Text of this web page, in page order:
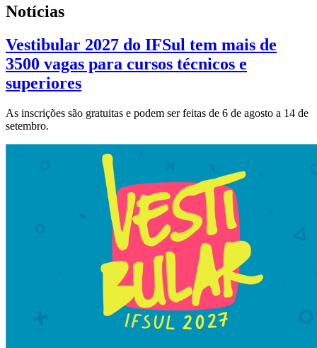
Notícias
Vestibular 2027 do IFSul tem mais de
3500 vagas para cursos técnicos e
superiores
As inscrições são gratuitas e podem ser feitas de 6 de agosto a 14 de
setembro.